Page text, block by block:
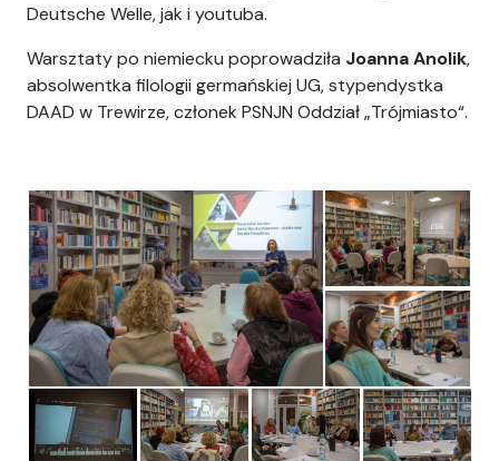
Deutsche Welle, jak i youtuba.
Warsztaty po niemiecku poprowadziła Joanna Anolik,
absolwentka filologii germańskiej UG, stypendystka
DAAD w Trewirze, członek PSNJN Oddział „Trójmiasto“.